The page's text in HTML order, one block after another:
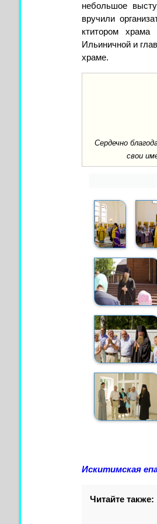
небольшое
вручили
ктитором
Ильиничной и
храме.
Сердечно
свои
Искитимская
Читайте также: